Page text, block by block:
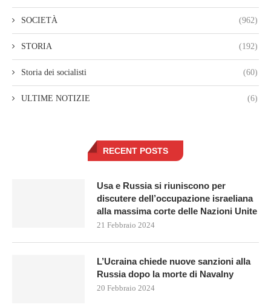
SOCIETÀ (962)
STORIA (192)
Storia dei socialisti (60)
ULTIME NOTIZIE (6)
RECENT POSTS
Usa e Russia si riuniscono per
discutere dell’occupazione israeliana
alla massima corte delle Nazioni Unite
21 Febbraio 2024
L’Ucraina chiede nuove sanzioni alla
Russia dopo la morte di Navalny
20 Febbraio 2024